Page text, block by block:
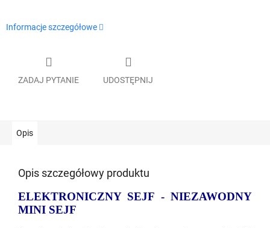
Informacje szczegółowe
ZADAJ PYTANIE UDOSTĘPNIJ
Opis
Opis szczegółowy produktu
ELEKTRONICZNY SEJF - NIEZAWODNY
MINI SEJF